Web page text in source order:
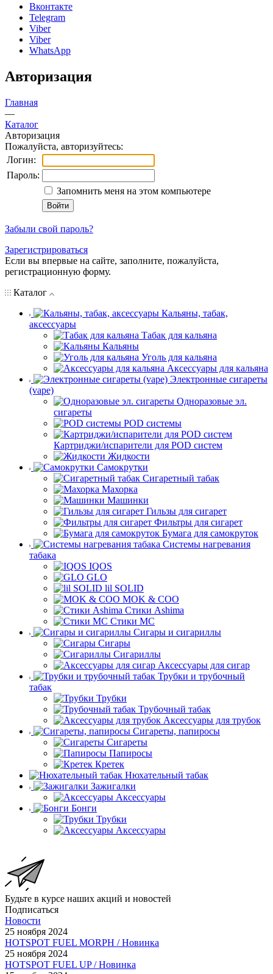
Вконтакте
Telegram
Viber
Viber
WhatsApp
Авторизация
Главная
—
Каталог
Авторизация
Пожалуйста, авторизуйтесь:
Логин:
Пароль:
Запомнить меня на этом компьютере
Забыли свой пароль?
Зарегистрироваться
Если вы впервые на сайте, заполните, пожалуйста,
регистрационную форму.
Каталог
Кальяны, табак,
аксессуары
Табак для кальяна
Кальяны
Уголь для кальяна
Аксессуары для кальяна
Электронные сигареты
(vape)
Одноразовые эл.
сигареты
POD системы
Картриджи/испарители для POD систем
Жидкости
Самокрутки
Сигаретный табак
Махорка
Машинки
Гильзы для сигарет
Фильтры для сигарет
Бумага для самокруток
Системы нагревания
табака
IQOS
GLO
lil SOLID
MOK & COO
Стики Ashima
Стики MC
Сигары и сигариллы
Сигары
Сигариллы
Аксессуары для сигар
Трубки и трубочный
табак
Трубки
Трубочный табак
Аксессуары для трубок
Сигареты, папиросы
Сигареты
Папиросы
Кретек
Нюхательный табак
Зажигалки
Аксессуары
Бонги
Трубки
Аксессуары
Будьте в курсе наших акций и новостей
Подписаться
Новости
25 ноября 2024
HOTSPOT FUEL MORPH / Новинка
25 ноября 2024
HOTSPOT FUEL UP / Новинка